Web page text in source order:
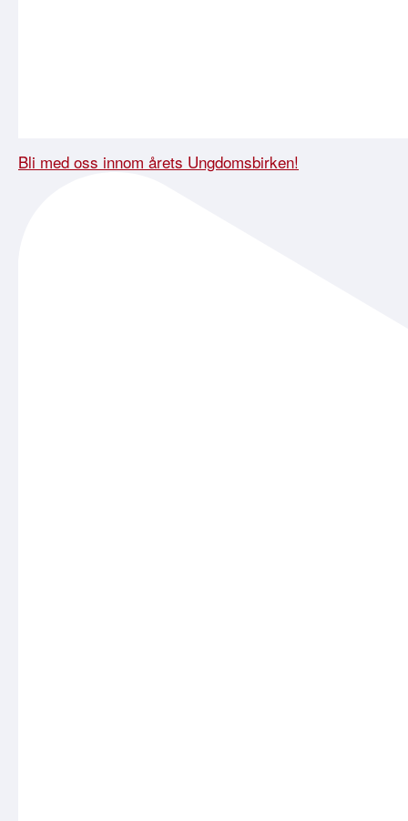
Bli med oss innom årets Ungdomsbirken!